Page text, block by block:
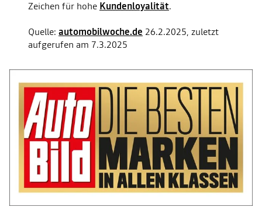
Zeichen für hohe Kundenloyalität.
Quelle: automobilwoche.de 26.2.2025, zuletzt
aufgerufen am 7.3.2025